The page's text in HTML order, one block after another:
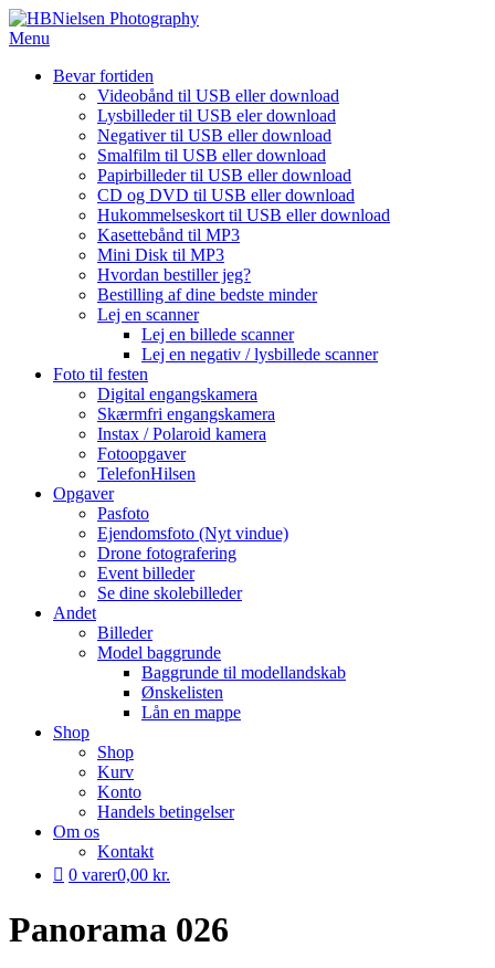
Spring
til
Menu
Bevar fortiden
Videobånd til USB eller download
Lysbilleder til USB eler download
Negativer til USB eller download
Smalfilm til USB eller download
Papirbilleder til USB eller download
CD og DVD til USB eller download
Hukommelseskort til USB eller download
Kasettebånd til MP3
Mini Disk til MP3
Hvordan bestiller jeg?
Bestilling af dine bedste minder
Lej en scanner
Lej en billede scanner
Lej en negativ / lysbillede scanner
Foto til festen
Digital engangskamera
Skærmfri engangskamera
Instax / Polaroid kamera
Fotoopgaver
TelefonHilsen
Opgaver
Pasfoto
Ejendomsfoto (Nyt vindue)
Drone fotografering
Event billeder
Se dine skolebilleder
Andet
Billeder
Model baggrunde
Baggrunde til modellandskab
Ønskelisten
Lån en mappe
Shop
Shop
Kurv
Konto
Handels betingelser
Om os
Kontakt
0 varer0,00 kr.
Panorama 026